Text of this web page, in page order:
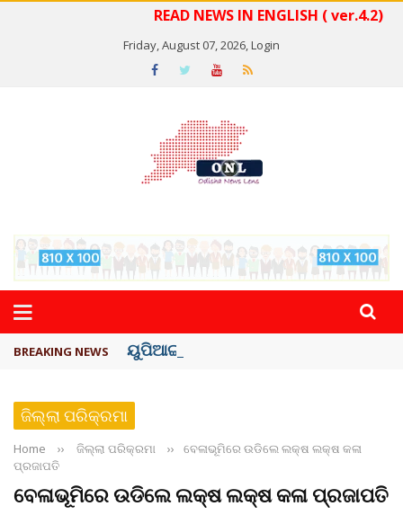
READ NEWS IN ENGLISH ( ver.4.2)
Friday, August 07, 2026,Login
BREAKING NEWS ୟୁପିଆଇ ଓ ଅନ୍ୟାନ୍ୟ ଡିଜିଟାଲ୍ ନେଣଦେଣ ...
ଜିଲ୍ଲା ପରିକ୍ରମା
Home ›› ଜିଲ୍ଲା ପରିକ୍ରମା ››
ବେଳାଭୂମିରେ ଉଡିଲେ ଲକ୍ଷ ଲକ୍ଷ କଳା
ପ୍ରଜାପତି
ବେଳାଭୂମିରେ ଉଡିଲେ ଲକ୍ଷ ଲକ୍ଷ କଳା ପ୍ରଜାପତି